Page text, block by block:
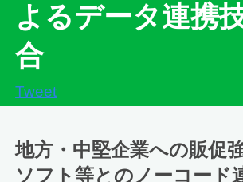
よるデータ連携
合
Tweet
地方・中堅企業への販促
ソフト等とのノーコード